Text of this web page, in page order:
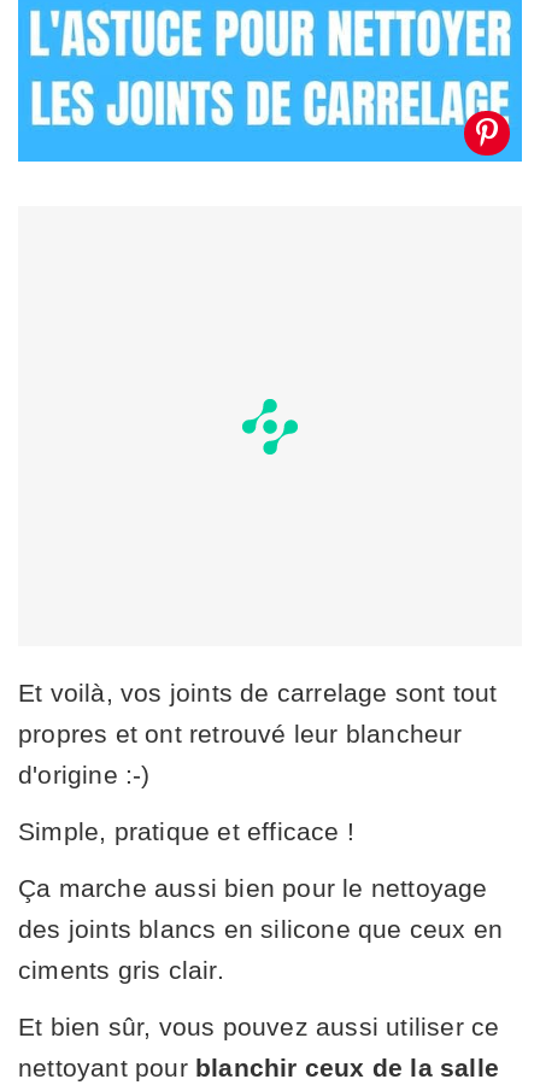
Et voilà, vos joints de carrelage sont tout
propres et ont retrouvé leur blancheur
d'origine :-)
Simple, pratique et efficace !
Ça marche aussi bien pour le nettoyage
des joints blancs en silicone que ceux en
ciments gris clair.
Et bien sûr, vous pouvez aussi utiliser ce
nettoyant pour blanchir ceux de la salle